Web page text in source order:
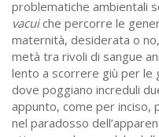
problematiche ambientali
vacuiche percorre le
maternità, desiderata o
metà tra rivoli di sangue
lento a scorrere giù per le
dove poggiano increduli
appunto, come per inciso,
nel paradosso